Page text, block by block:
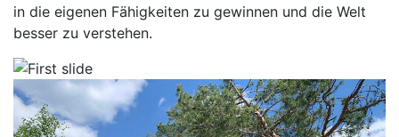
in die eigenen Fähigkeiten zu gewinnen und die Welt
besser zu verstehen.